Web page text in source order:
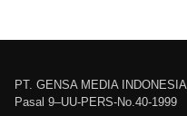
PT. GENSA MEDIA INDONESIA
Pasal 9–UU-PERS-No.40-1999